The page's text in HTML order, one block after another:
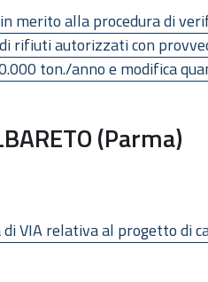
merito alla procedura di
rifiuti autorizzati con
ton./anno e modifica
(Parma)
VIA relativa al progetto di